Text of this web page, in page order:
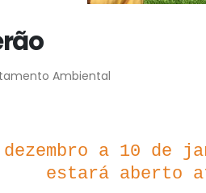
Ambiental
dezembro a 10 de
estará aberto